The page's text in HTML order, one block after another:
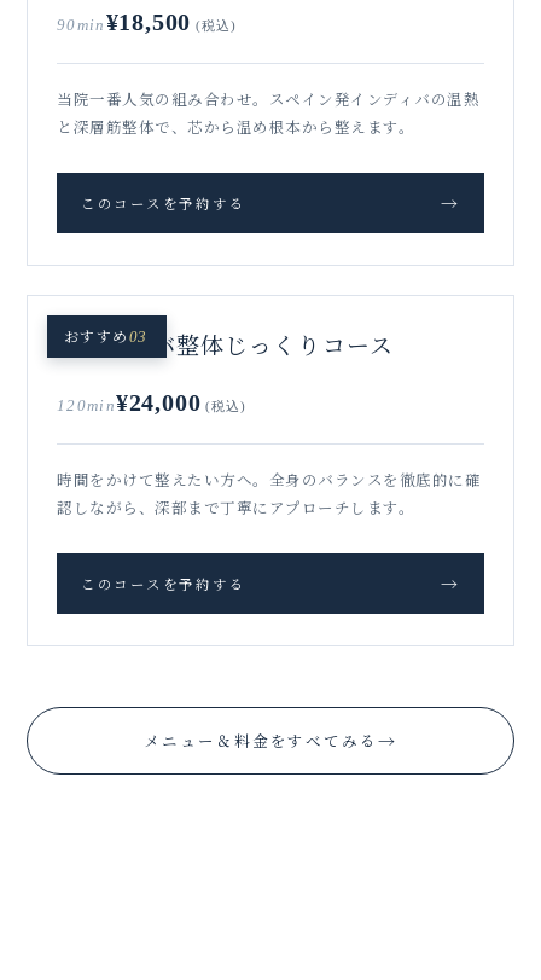
90min ¥18,500 (税込)
当院一番人気の組み合わせ。スペイン発インディバの温熱
と深層筋整体で、芯から温め根本から整えます。
このコースを予約する →
おすすめ 03
インディバ整体じっくりコース
120min¥24,000 (税込)
時間をかけて整えたい方へ。全身のバランスを徹底的に確
認しながら、深部まで丁寧にアプローチします。
このコースを予約する →
メニュー＆料金をすべてみる →